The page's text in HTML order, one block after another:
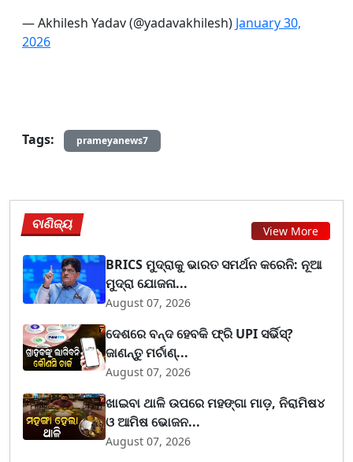
— Akhilesh Yadav (@yadavakhilesh) January 30,
2026
Tags: prameyanews7
ବାଣିଜ୍ୟ View More
BRICS ମୁଦ୍ରାକୁ ଭାରତ ସମର୍ଥନ କରେନି: ନୂଆ
ମୁଦ୍ରା ଯୋଜନା...
August 07, 2026
ଦେଶରେ ବନ୍ଦ ହେବକି ଫ୍ରି UPI ସର୍ଭିସ୍?
ଜାଣନ୍ତୁ ମର୍ଚାଣ୍...
August 07, 2026
ଖାଇବା ଥାଳି ଉପରେ ମହଙ୍ଗା ମାଡ଼, ନିରାମିଷ୪
ଓ ଆମିଷ ଭୋଜନ...
August 07, 2026